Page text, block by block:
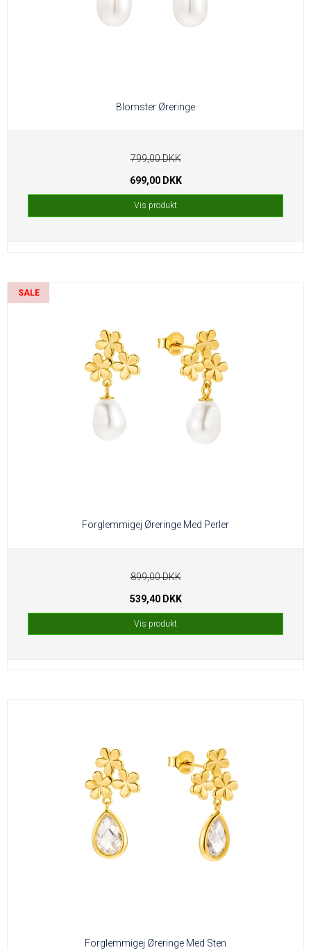
Blomster Øreringe
799,00 DKK
699,00 DKK
Vis produkt
SALE
Forglemmigej Øreringe Med Perler
899,00 DKK
539,40 DKK
Vis produkt
Forglemmigej Øreringe Med Sten